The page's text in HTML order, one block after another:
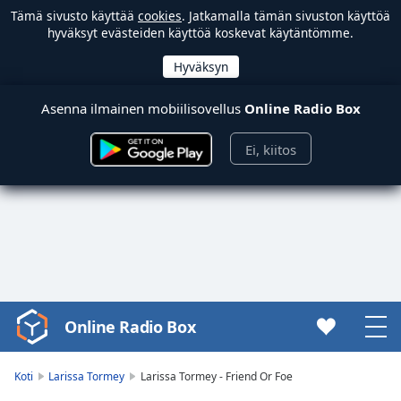
Tämä sivusto käyttää cookies. Jatkamalla tämän sivuston käyttöä
hyväksyt evästeiden käyttöä koskevat käytäntömme.
Asenna ilmainen mobiilisovellus Online Radio Box
Ei, kiitos
Video
Player
Online Radio Box
Koti Larissa Tormey Larissa Tormey - Friend Or Foe